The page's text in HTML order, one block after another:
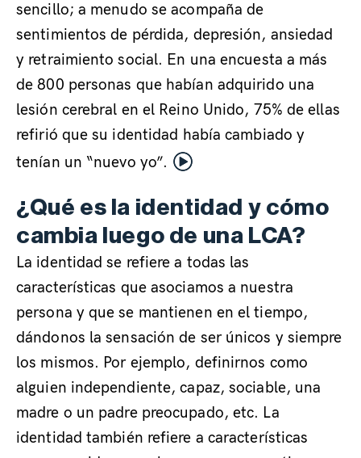
sencillo; a menudo se acompaña de
sentimientos de pérdida, depresión, ansiedad
y retraimiento social. En una encuesta a más
de 800 personas que habían adquirido una
lesión cerebral en el Reino Unido, 75% de ellas
refirió que su identidad había cambiado y
tenían un “nuevo yo”.
¿Qué es la identidad y cómo
cambia luego de una LCA?
La identidad se refiere a todas las
características que asociamos a nuestra
persona y que se mantienen en el tiempo,
dándonos la sensación de ser únicos y siempre
los mismos. Por ejemplo, definirnos como
alguien independiente, capaz, sociable, una
madre o un padre preocupado, etc. La
identidad también refiere a características